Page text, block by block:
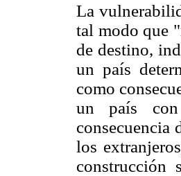
La
tal modo que
de destino,
un país
como
un país con
consecuencia
los
construcción